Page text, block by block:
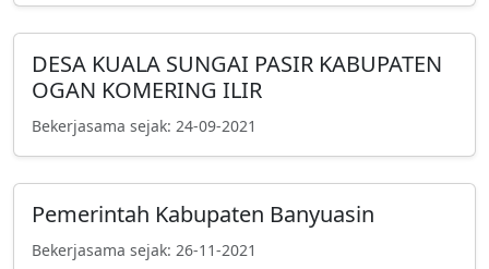
DESA KUALA SUNGAI PASIR KABUPATEN
OGAN KOMERING ILIR
Bekerjasama sejak: 24-09-2021
Pemerintah Kabupaten Banyuasin
Bekerjasama sejak: 26-11-2021